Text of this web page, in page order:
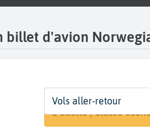
billet d'avion
Départ
Saint-Barthélemy
Dates
Dates de votre voyage
Voyageurs | Classe
1 adulte | Classe
Vols aller-retour